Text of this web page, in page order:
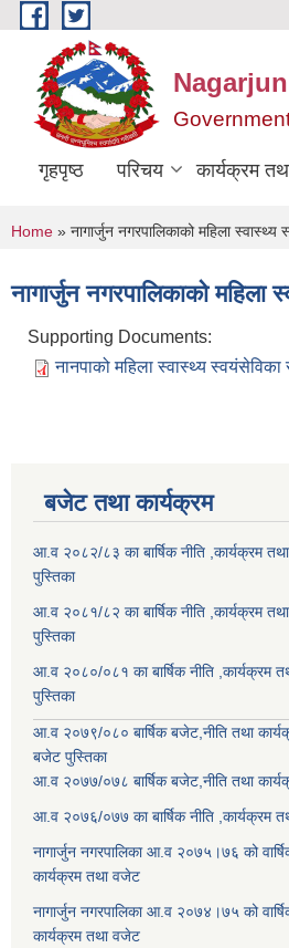
Skip to main content
गृहपृष्ठ परिचय कार्यक्रम
You are here
Home » नागार्जुन नगरपालिकाको महिला स्वास्थ्य
नागार्जुन नगरपालिकाको महिला
Supporting Documents:
नानपाको महिला स्वास्थ्य स्वयंसेविका
बजेट तथा कार्यक्रम
आ.व २०८२/८३ का बार्षिक नीति ,कार्यक्रम
पुस्तिका
आ.व २०८१/८२ का बार्षिक नीति ,कार्यक्रम
पुस्तिका
आ.व २०८०/०८१ का बार्षिक नीति ,कार्यक्रम
पुस्तिका
आ.व २०७९/०८० बार्षिक बजेट,नीति तथा
बजेट पुस्तिका
आ.व २०७७/०७८ बार्षिक बजेट,नीति तथा
आ.व २०७६/०७७ का बार्षिक नीति ,कार्यक्रम
नागार्जुन नगरपालिका आ.व २०७५।७६ को
कार्यक्रम तथा वजेट
नागार्जुन नगरपालिका आ.व २०७४।७५ को
कार्यक्रम तथा वजेट